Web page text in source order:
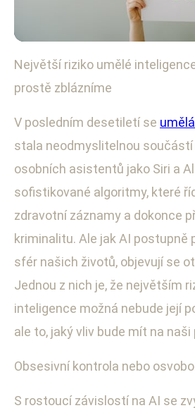
Technologický rozvoj a inovace
AI v našich životech:
naši psychiku?
21. 6. 2025· 3 min čtení · Autor: Petra
Největší riziko umělé
prostě zblázníme
V posledním desetiletí se
stala neodmyslitelnou součástí
osobních asistentů jako Siri a
sofistikované algoritmy, které
zdravotní záznamy a dokonce
kriminalitu. Ale jak AI postupně
sfér našich životů, objevují se
Jednou z nich je, že největším
inteligence možná nebude její
ale to, jaký vliv bude mít na naši
Obsesivní kontrola nebo
S rostoucí závislostí na AI se